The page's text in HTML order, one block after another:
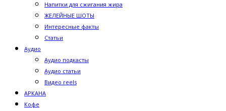
Напитки для сжигания жира
ЖЕЛЕЙНЫЕ ШОТЫ
Интересные факты
Статьи
Аудио
Аудио подкасты
Аудио статьи
Видео reels
АРКАНА
Кофе